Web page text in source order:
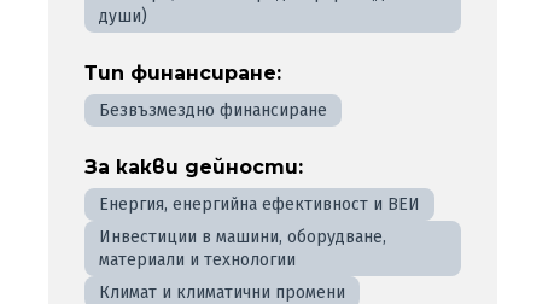
души)
Тип финансиране:
Безвъзмездно финансиране
За какви дейности:
Енергия, енергийна ефективност и ВЕИ
Инвестиции в машини, оборудване,
материали и технологии
Климат и климатични промени